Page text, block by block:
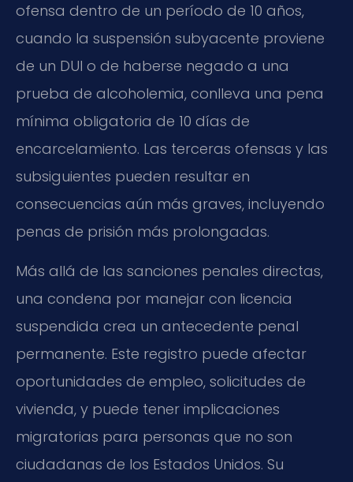
ofensa dentro de un período de 10 años,
cuando la suspensión subyacente proviene
de un DUI o de haberse negado a una
prueba de alcoholemia, conlleva una pena
mínima obligatoria de 10 días de
encarcelamiento. Las terceras ofensas y las
subsiguientes pueden resultar en
consecuencias aún más graves, incluyendo
penas de prisión más prolongadas.
Más allá de las sanciones penales directas,
una condena por manejar con licencia
suspendida crea un antecedente penal
permanente. Este registro puede afectar
oportunidades de empleo, solicitudes de
vivienda, y puede tener implicaciones
migratorias para personas que no son
ciudadanas de los Estados Unidos. Su